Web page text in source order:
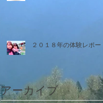
２０１８年の体験レポー
アーカイブ